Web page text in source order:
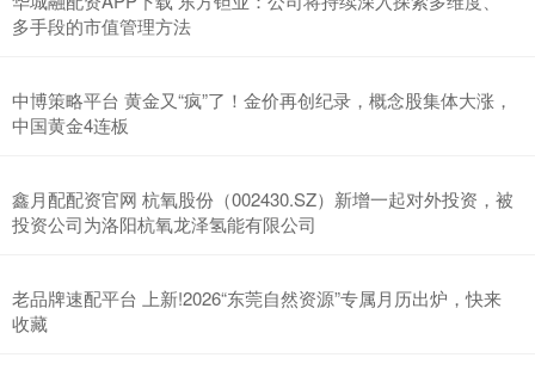
多手段的市值管理方法
中博策略平台 黄金又“疯”了！金价再创纪录，概念股集体大涨，
中国黄金4连板
鑫月配配资官网 杭氧股份（002430.SZ）新增一起对外投资，被
投资公司为洛阳杭氧龙泽氢能有限公司
老品牌速配平台 上新!2026“东莞自然资源”专属月历出炉，快来
收藏